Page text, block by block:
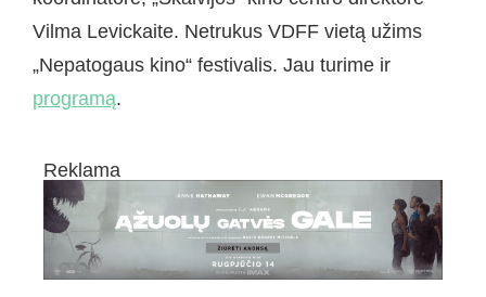
Vilma Levickaite. Netrukus VDFF vietą užims
„Nepatogaus kino“ festivalis. Jau turime ir
programą.
Reklama